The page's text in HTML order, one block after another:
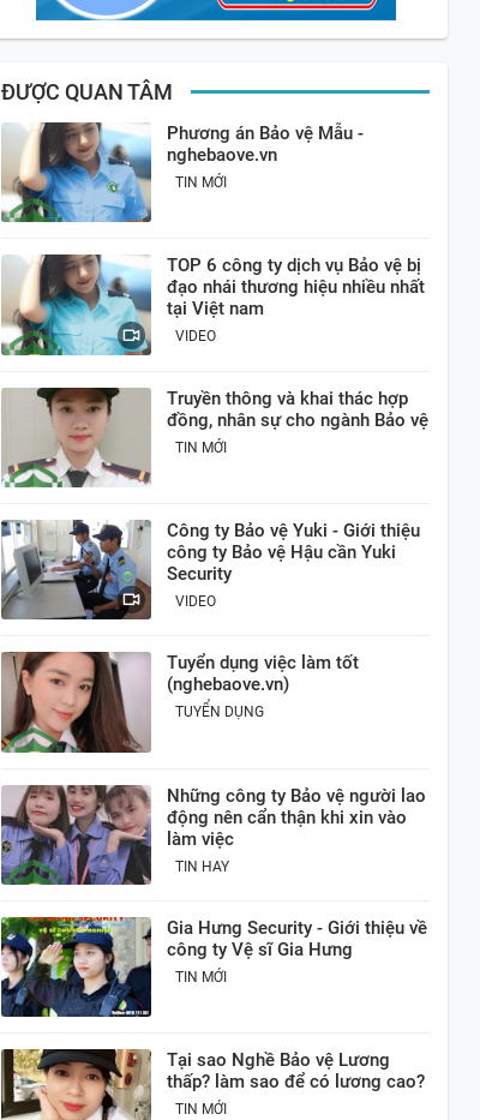
ĐƯỢC QUAN TÂM
Phương án Bảo vệ Mẫu -
nghebaove.vn
TIN MỚI
TOP 6 công ty dịch vụ Bảo vệ bị
đạo nhái thương hiệu nhiều nhất
tại Việt nam
VIDEO
Truyền thông và khai thác hợp
đồng, nhân sự cho ngành Bảo vệ
TIN MỚI
Công ty Bảo vệ Yuki - Giới thiệu
công ty Bảo vệ Hậu cần Yuki
Security
VIDEO
Tuyển dụng việc làm tốt
(nghebaove.vn)
TUYỂN DỤNG
Những công ty Bảo vệ người lao
động nên cẩn thận khi xin vào
làm việc
TIN HAY
Gia Hưng Security - Giới thiệu về
công ty Vệ sĩ Gia Hưng
TIN MỚI
Tại sao Nghề Bảo vệ Lương
thấp? làm sao để có lương cao?
TIN MỚI